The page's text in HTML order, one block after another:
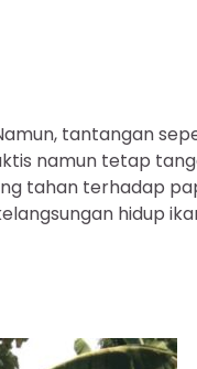
tantangan
namun tetap
tahan terhadap
hidup